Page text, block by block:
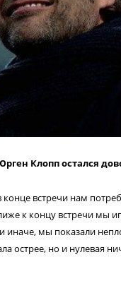
Клопп остался
встречи нам
к концу встречи мы
иначе, мы показали
острее, но и нулевая